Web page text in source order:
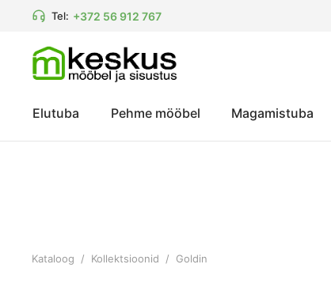
Tel: +372 56 912 767
Elutuba Pehme mööbel Magamistuba
Kataloog / Kollektsioonid / Goldin